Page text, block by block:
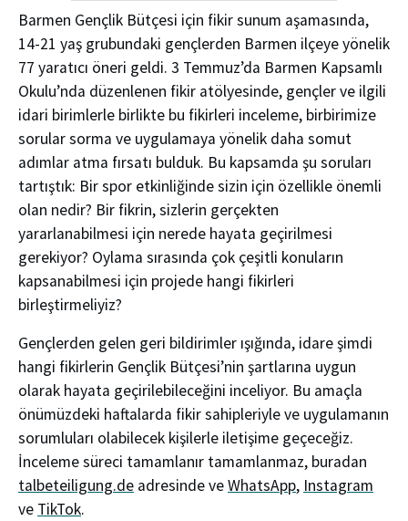
Barmen Gençlik Bütçesi için fikir sunum aşamasında,
14-21 yaş grubundaki gençlerden Barmen ilçeye yönelik
77 yaratıcı öneri geldi. 3 Temmuz’da Barmen Kapsamlı
Okulu’nda düzenlenen fikir atölyesinde, gençler ve ilgili
idari birimlerle birlikte bu fikirleri inceleme, birbirimize
sorular sorma ve uygulamaya yönelik daha somut
adımlar atma fırsatı bulduk. Bu kapsamda şu soruları
tartıştık: Bir spor etkinliğinde sizin için özellikle önemli
olan nedir? Bir fikrin, sizlerin gerçekten
yararlanabilmesi için nerede hayata geçirilmesi
gerekiyor? Oylama sırasında çok çeşitli konuların
kapsanabilmesi için projede hangi fikirleri
birleştirmeliyiz?
Gençlerden gelen geri bildirimler ışığında, idare şimdi
hangi fikirlerin Gençlik Bütçesi’nin şartlarına uygun
olarak hayata geçirilebileceğini inceliyor. Bu amaçla
önümüzdeki haftalarda fikir sahipleriyle ve uygulamanın
sorumluları olabilecek kişilerle iletişime geçeceğiz.
İnceleme süreci tamamlanır tamamlanmaz, buradan
talbeteiligung.de adresinde veWhatsApp, Instagram
ve TikTok.